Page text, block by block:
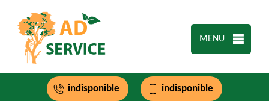
MENU
indisponible indisponible